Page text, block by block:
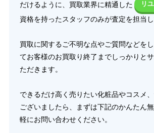
だけるように、買取業界に精通した
リ
資格を持ったスタッフのみが査定を担当し
買取に関するご不明な点やご質問などを
てお客様のお買取り終了までしっかりと
ただきます。
できるだけ高く売りたい化粧品やコスメ
ございましたら、まずは下記のかんたん
軽にお問い合わせください。